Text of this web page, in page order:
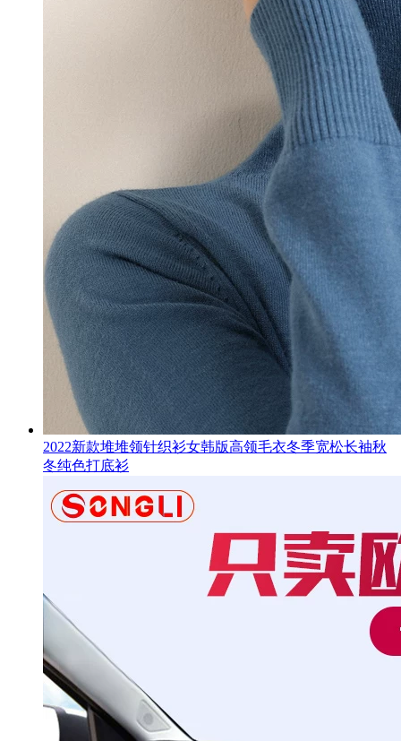
2022新款堆堆领针织衫女韩版高领毛衣冬季宽松长袖秋
冬纯色打底衫